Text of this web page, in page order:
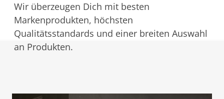
Wir überzeugen Dich mit besten
Markenprodukten, höchsten
Qualitätsstandards und einer breiten Auswahl
an Produkten.